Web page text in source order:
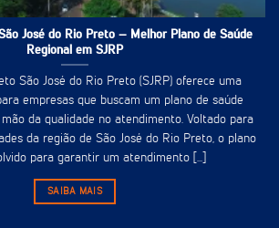
José do Rio Preto – Melhor Plano de Saúde
Regional em SJRP
São José do Rio Preto (SJRP) oferece uma
empresas que buscam um plano de saúde
da qualidade no atendimento. Voltado para
da região de São José do Rio Preto, o plano
para garantir um atendimento [...]
SAIBA MAIS